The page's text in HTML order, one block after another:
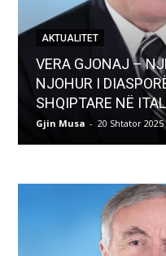
AKTUALITET
VERA GJONAJ –
NJOHUR I
SHQIPTARE NË
Gjin Musa - 20 Shtator 2025